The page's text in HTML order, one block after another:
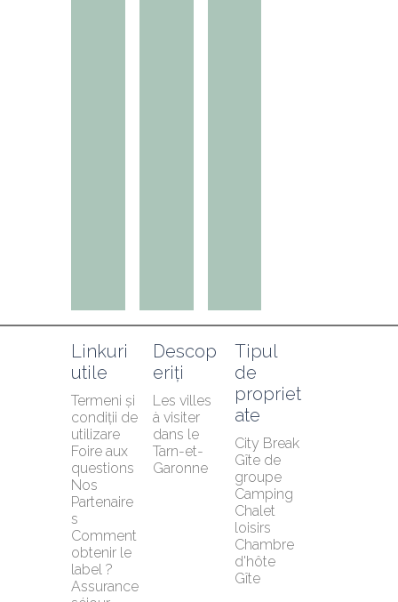
Linkuri
utile
Termeni și
condiții de
utilizare
Foire aux
questions
Nos
Partenaire
s
Comment
obtenir le
label ?
Assurance
Descop
eriți
Les villes
à visiter
dans le
Tarn-et-
Garonne
Tipul
de
propriet
ate
City Break
Gîte de
groupe
Camping
Chalet
loisirs
Chambre
d'hôte
Gîte